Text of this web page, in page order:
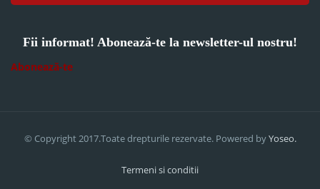
Fii informat! Abonează-te la newsletter-ul nostru!
Abonează-te
© Copyright 2017.Toate drepturile rezervate. Powered byYoseo.
Termeni si conditii